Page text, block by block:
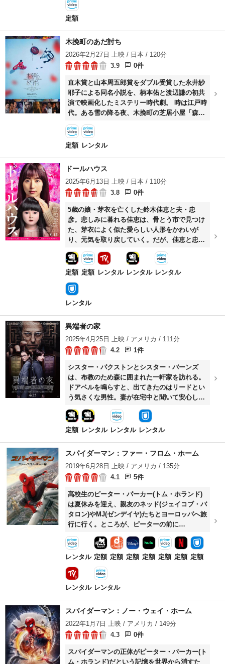
る日、そのやさしいジョージが死体で発見され
ます。\nこれが事故だと信じようとしないひつ
に、老若雄雌!?のひつじたちが結束して捜査を
開始！手がかりを追ううちに、ジョージには３
６億円の巨額な遺産があったことも発覚！みん
な、みんな、あやしい！\n果たしてひつじたち
らすことができるのか？？
定額
木挽町のあだ討ち
2026年2月27日 上映 / 日本 / 120分
3.9
0件
直木賞と山本周五郎賞をダブル受賞した永井紗
耶子による同名小説を、柄本佑と渡辺謙の初共
演で映画化したミステリー時代劇。 時は江戸時
代。ある雪の降る夜、木挽町の芝居小屋「森田
座」のすぐ近くで、美しい若衆・菊之助が父の
仇討ちを見事に成し遂げた。その事件は多くの
人々に目撃され、美談として語られることにな
る。菊之助に関わった人々から事件の経緯を聞
くなかで徐々に事実が明らかになり、やがて仇
討ちの裏に隠された「秘密」が浮かび上がる。
定額 レンタル
ドールハウス
2025年6月13日 上映 / 日本 / 110分
3.8
0件
5歳の娘・芽衣を亡くした鈴木佳恵と夫・忠
彦。悲しみに暮れる佳恵は、骨とう市で見つけ
た、芽衣によく似た愛らしい人形をかわいが
り、元気を取り戻していく。だが、佳恵と忠彦
の間に新たな娘・真衣が生まれると、2人は人
形に心を向けなくなり…。
定額 定額 レンタル レンタル レンタル
レンタル
異端者の家
2025年4月25日 上映 / アメリカ / 111分
4.2
1件
シスター・パクストンとシスター・バーンズ
は、布教のため森に囲まれた一軒家を訪れる。
ドアベルを鳴らすと、出てきたのはリードとい
う気さくな男性。妻が在宅中と聞いて安心した
2人は家の中で話をすることに。早速説明を始
めたところ、天才的な頭脳を持つリードは「ど
の宗教も真実とは思えない」と持論を展開す
ぼうにも携帯の電波は繋がらない。教会から呼
び戻されたと嘘をつく2人に、帰るには家の奥
にある2つの扉のどちらかから出るしかないと
ちに待ち受ける悪夢のような「真相」とは
——。
定額 レンタル レンタル レンタル
スパイダーマン：ファー・フロム・ホーム
2019年6月28日 上映 / アメリカ / 135分
4.1
5件
高校生のピーター・パーカー(トム・ホランド)
は夏休みを迎え、親友のネッド(ジェイコブ・バ
タロン)やMJ(ゼンデイヤ)たちとヨーロッパへ旅
行に行く。ところが、ピーターの前に
S.H.I.E.L.D.の長官ニック・フューリー(サミュ
エル・L・ジャクソン)が現れ、彼にある任務を
与える。
レンタル 定額 定額 定額 定額 定額 定額 定額
レンタル レンタル
スパイダーマン：ノー・ウェイ・ホーム
2022年1月7日 上映 / アメリカ / 149分
4.3
0件
スパイダーマンの正体がピーター・パーカー(ト
ム・ホランド)だという記憶を世界から消すた